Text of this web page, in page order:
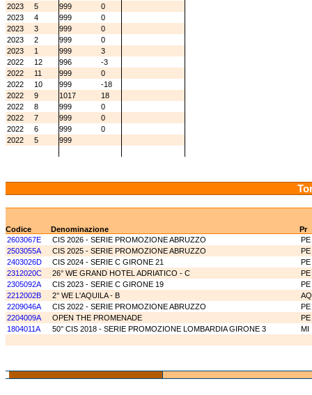
2023
5 999
0
2023
4 999
0
2023
3 999
0
2023
2 999
0
2023
1 999
3
2022
12 996
-3
2022
11 999
0
2022
10 999
-18
2022
9 1017
18
2022
8 999
0
2022
7 999
0
2022
6 999
0
2022
5 999
Codice Denominazione
Pr
2603067E
CIS 2026 - SERIE PROMOZIONE ABRUZZO
PE
2503055A
CIS 2025 - SERIE PROMOZIONE ABRUZZO
PE
2403026D
CIS 2024 - SERIE C GIRONE 21
PE
2312020C
26° WE GRAND HOTEL ADRIATICO - C
PE
2305092A
CIS 2023 - SERIE C GIRONE 19
PE
2212002B
2° WE L'AQUILA - B
AQ
2209046A
CIS 2022 - SERIE PROMOZIONE ABRUZZO
PE
2204009A
OPEN THE PROMENADE
PE
1804011A
50° CIS 2018 - SERIE PROMOZIONE LOMBARDIA GIRONE 3 MI